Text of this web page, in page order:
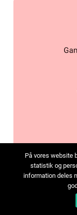
På vores website
statistik og
information deles